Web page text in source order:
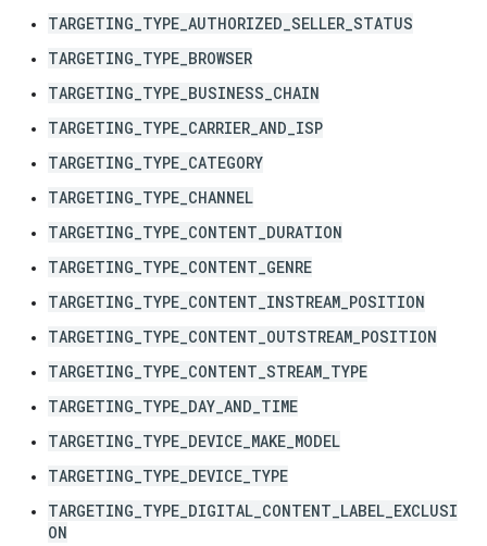
TARGETING_TYPE_AUTHORIZED_SELLER_STATUS
TARGETING_TYPE_BROWSER
TARGETING_TYPE_BUSINESS_CHAIN
TARGETING_TYPE_CARRIER_AND_ISP
TARGETING_TYPE_CATEGORY
TARGETING_TYPE_CHANNEL
TARGETING_TYPE_CONTENT_DURATION
TARGETING_TYPE_CONTENT_GENRE
TARGETING_TYPE_CONTENT_INSTREAM_POSITION
TARGETING_TYPE_CONTENT_OUTSTREAM_POSITION
TARGETING_TYPE_CONTENT_STREAM_TYPE
TARGETING_TYPE_DAY_AND_TIME
TARGETING_TYPE_DEVICE_MAKE_MODEL
TARGETING_TYPE_DEVICE_TYPE
TARGETING_TYPE_DIGITAL_CONTENT_LABEL_EXCLUSI
ON